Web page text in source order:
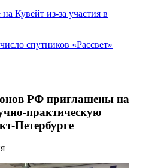
Кувейт из-за участия в
спутников «Рассвет»
РФ приглашены на
практическую
Петербурге